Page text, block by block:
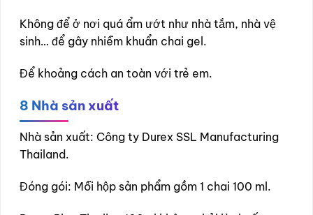
Không để ở nơi quá ẩm ướt như nhà tắm, nhà vệ
sinh… để gây nhiễm khuẩn chai gel.
Để khoảng cách an toàn với trẻ em.
8 Nhà sản xuất
Nhà sản xuất: Công ty Durex SSL Manufacturing
Thailand.
Đóng gói: Mỗi hộp sản phẩm gồm 1 chai 100 ml.